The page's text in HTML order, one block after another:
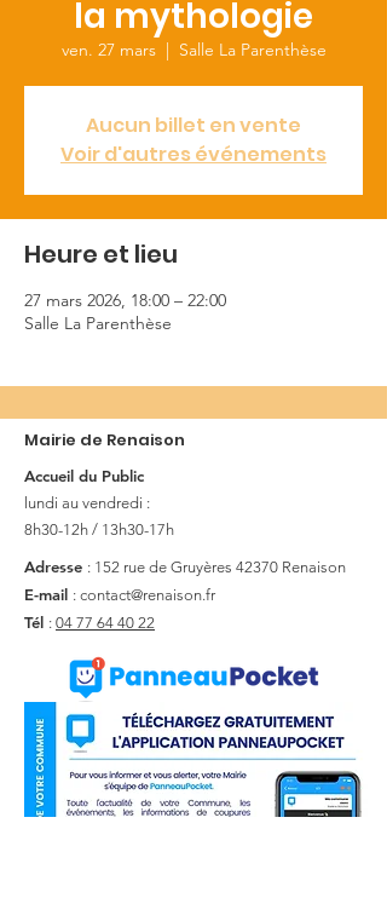
la mythologie
ven. 27 mars
  |
Salle La Parenthèse
Aucun billet en vente
Voir d'autres événements
Heure et lieu
27 mars 2026, 18:00 – 22:00
Salle La Parenthèse
Mairie de Renaison
Accueil du Public
lundi au vendredi :
8h30-12h / 13h30-17h
Adresse : 152 rue de Gruyères 42370 Renaison
E-mail : contact@renaison.fr
Tél : 04 77 64 40 22